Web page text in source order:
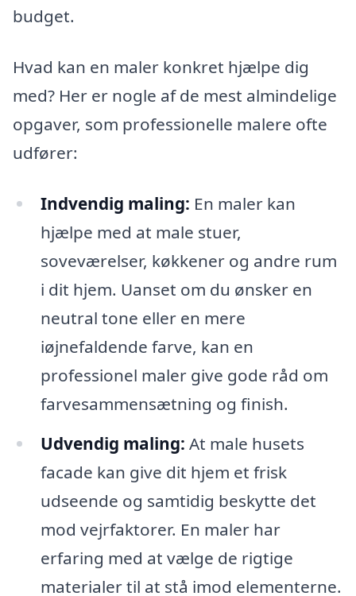
budget.
Hvad kan en maler konkret hjælpe dig
med? Her er nogle af de mest almindelige
opgaver, som professionelle malere ofte
udfører:
Indvendig maling: En maler kan
hjælpe med at male stuer,
soveværelser, køkkener og andre rum
i dit hjem. Uanset om du ønsker en
neutral tone eller en mere
iøjnefaldende farve, kan en
professionel maler give gode råd om
farvesammensætning og finish.
Udvendig maling: At male husets
facade kan give dit hjem et frisk
udseende og samtidig beskytte det
mod vejrfaktorer. En maler har
erfaring med at vælge de rigtige
materialer til at stå imod elementerne.